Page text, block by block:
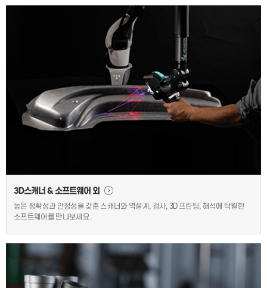
3D스캐너 & 소프트웨어 외
높은 정확성과 안정성을 갖춘 스캐너와 역설계, 검사, 3D 프린팅, 해석에 탁월한
소프트웨어를 만나보세요.